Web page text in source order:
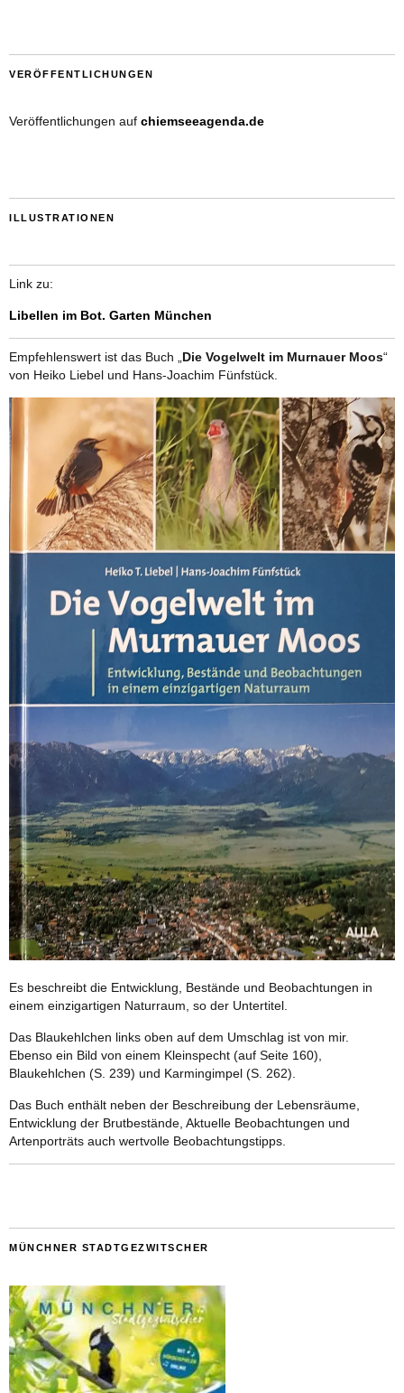
VERÖFFENTLICHUNGEN
Veröffentlichungen auf chiemseeagenda.de
ILLUSTRATIONEN
Link zu:
Libellen im Bot. Garten München
Empfehlenswert ist das Buch „ Die Vogelwelt im Murnauer Moos“
von Heiko Liebel und Hans-Joachim Fünfstück.
Es beschreibt die Entwicklung, Bestände und Beobachtungen in
einem einzigartigen Naturraum, so der Untertitel.
Das Blaukehlchen links oben auf dem Umschlag ist von mir.
Ebenso ein Bild von einem Kleinspecht (auf Seite 160),
Blaukehlchen (S. 239) und Karmingimpel (S. 262).
Das Buch enthält neben der Beschreibung der Lebensräume,
Entwicklung der Brutbestände, Aktuelle Beobachtungen und
Artenporträts auch wertvolle Beobachtungstipps.
MÜNCHNER STADTGEZWITSCHER